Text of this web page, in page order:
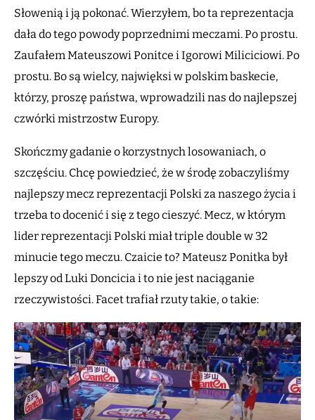
Słowenią i ją pokonać. Wierzyłem, bo ta reprezentacja
dała do tego powody poprzednimi meczami. Po prostu.
Zaufałem Mateuszowi Ponitce i Igorowi Miliciciowi. Po
prostu. Bo są wielcy, najwięksi w polskim baskecie,
którzy, proszę państwa, wprowadzili nas do najlepszej
czwórki mistrzostw Europy.
Skończmy gadanie o korzystnych losowaniach, o
szczęściu. Chcę powiedzieć, że w środę zobaczyliśmy
najlepszy mecz reprezentacji Polski za naszego życia i
trzeba to docenić i się z tego cieszyć. Mecz, w którym
lider reprezentacji Polski miał triple double w 32
minucie tego meczu. Czaicie to? Mateusz Ponitka był
lepszy od Luki Doncicia i to nie jest naciąganie
rzeczywistości. Facet trafiał rzuty takie, o takie: